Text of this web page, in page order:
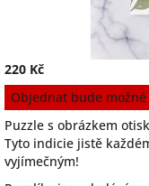
220 Kč
Měrná
cena:
Objednat bude možné
Puzzle s obrázkem
Tyto indicie jistě
vyjímečným!